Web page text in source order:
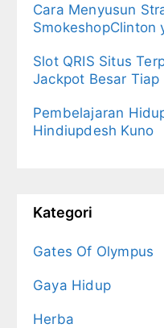
Cara Menyusun
SmokeshopClinton
Slot QRIS Situs
Jackpot Besar Tiap
Pembelajaran
Hindiupdesh Kuno
Kategori
Gates Of Olympus
Gaya Hidup
Herba